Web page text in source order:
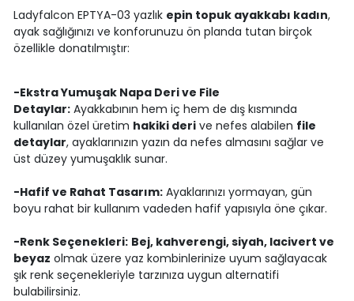
Ladyfalcon EPTYA-03 yazlık epin topuk ayakkabı kadın,
ayak sağlığınızı ve konforunuzu ön planda tutan birçok
özellikle donatılmıştır:
-Ekstra Yumuşak Napa Deri ve File
Detaylar:Ayakkabının hem iç hem de dış kısmında
kullanılan özel üretim hakiki derive nefes alabilen file
detaylar, ayaklarınızın yazın da nefes almasını sağlar ve
üst düzey yumuşaklık sunar.
-Hafif ve Rahat Tasarım:Ayaklarınızı yormayan, gün
boyu rahat bir kullanım vadeden hafif yapısıyla öne çıkar.
-Renk Seçenekleri: Bej, kahverengi, siyah, lacivert ve
beyaz olmak üzere yaz kombinlerinize uyum sağlayacak
şık renk seçenekleriyle tarzınıza uygun alternatifi
bulabilirsiniz.